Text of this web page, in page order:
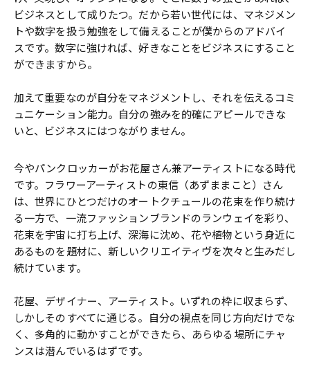
ビジネスとして成りたつ。だから若い世代には、マネジメン
トや数字を扱う勉強をして備えることが僕からのアドバイ
スです。数字に強ければ、好きなことをビジネスにすること
ができますから。
加えて重要なのが自分をマネジメントし、それを伝えるコミ
ュニケーション能力。自分の強みを的確にアピールできな
いと、ビジネスにはつながりません。
今やパンクロッカーがお花屋さん兼アーティストになる時代
です。フラワーアーティストの東信（あずままこと）さん
は、世界にひとつだけのオートクチュールの花束を作り続け
る一方で、一流ファッションブランドのランウェイを彩り、
花束を宇宙に打ち上げ、深海に沈め、花や植物という身近に
あるものを題材に、新しいクリエイティヴを次々と生みだし
続けています。
花屋、デザイナー、アーティスト。いずれの枠に収まらず、
しかしそのすべてに通じる。自分の視点を同じ方向だけでな
く、多角的に動かすことができたら、あらゆる場所にチャ
ンスは潜んでいるはずです。